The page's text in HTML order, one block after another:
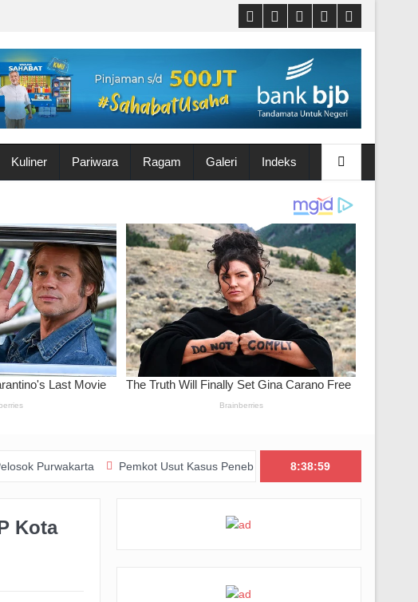
Kuliner Pariwara Ragam Galeri Indeks
Pemkot Usut Kasus Penebangan Pohon Jalan Riau, Perizinan Usaha
8:39:01
Kota